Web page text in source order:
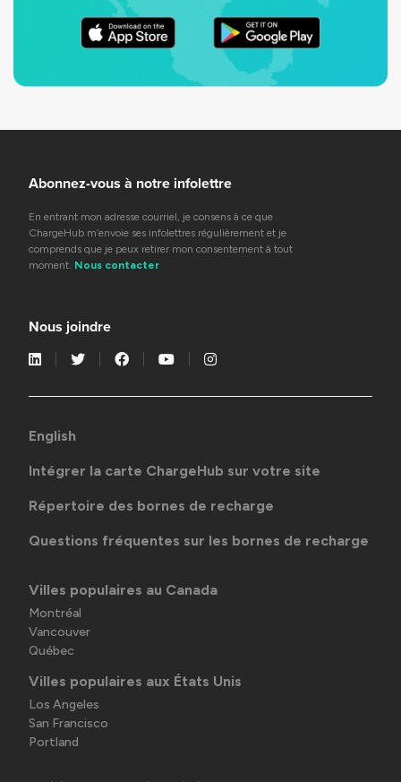
Abonnez-vous à notre infolettre
En entrant mon adresse courriel, je consens à ce que
ChargeHub m’envoie ses infolettres régulièrement et je
comprends que je peux retirer mon consentement à tout
moment. Nous contacter
Nous joindre
English
Intégrer la carte ChargeHub sur votre site
Répertoire des bornes de recharge
Questions fréquentes sur les bornes de recharge
Villes populaires au Canada
Montréal
Vancouver
Québec
Villes populaires aux États Unis
Los Angeles
San Francisco
Portland